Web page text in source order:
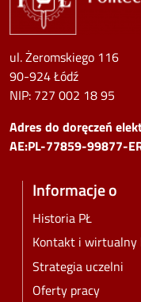
ul. Żeromskiego 116
90-924 Łódź
NIP: 727 002 18 95
Adres do doręczeń
AE:PL-77859-99877-
Informacje o
Historia PŁ
Kontakt i wirtualny
Strategia uczelni
Oferty pracy